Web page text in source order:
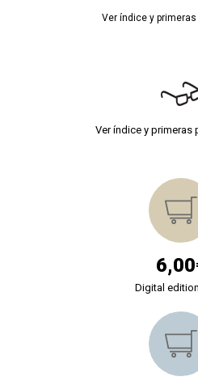
Ver índice y primeras
Ver índice y primeras
Digital